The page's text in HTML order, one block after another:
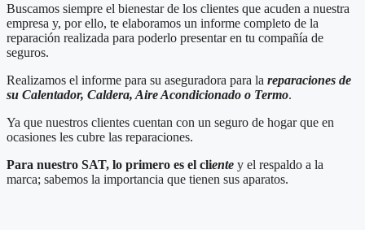
Buscamos siempre el bienestar de los clientes que acuden a nuestra
empresa y, por ello, te elaboramos un informe completo de la
reparación realizada para poderlo presentar en tu compañía de
seguros.
Realizamos el informe para su aseguradora para la reparaciones de
su Calentador, Caldera, Aire Acondicionado o Termo.
Ya que nuestros clientes cuentan con un seguro de hogar que en
ocasiones les cubre las reparaciones.
Para nuestro SAT, lo primero es el cliente y el respaldo a la
marca; sabemos la importancia que tienen sus aparatos.